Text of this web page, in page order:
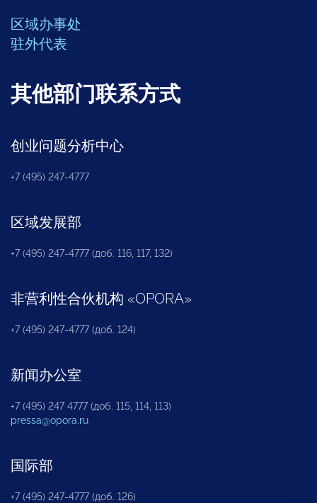
区域办事处
驻外代表
其他部门联系方式
创业问题分析中心
+7 (495) 247-4777
区域发展部
+7 (495) 247-4777 (доб. 116, 117, 132)
非营利性合伙机构 «OPORA»
+7 (495) 247-4777 (доб. 124)
新闻办公室
+7 (495) 247 4777 (доб. 115, 114, 113)
pressa@opora.ru
国际部
+7 (495) 247-4777 (доб. 126)